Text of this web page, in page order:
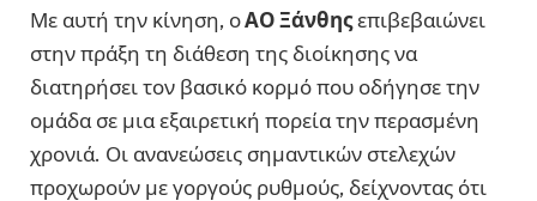
Με αυτή την κίνηση, οΑΟ Ξάνθηςεπιβεβαιώνει
στην πράξη τη διάθεση της διοίκησης να
διατηρήσει τον βασικό κορμό που οδήγησε την
ομάδα σε μια εξαιρετική πορεία την περασμένη
χρονιά. Οι ανανεώσεις σημαντικών στελεχών
προχωρούν με γοργούς ρυθμούς, δείχνοντας ότι